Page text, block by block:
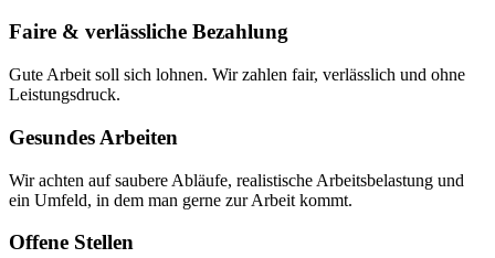
Faire & verlässliche Bezahlung
Gute Arbeit soll sich lohnen. Wir zahlen fair, verlässlich und ohne
Leistungsdruck.
Gesundes Arbeiten
Wir achten auf saubere Abläufe, realistische Arbeitsbelastung und
ein Umfeld, in dem man gerne zur Arbeit kommt.
Offene Stellen